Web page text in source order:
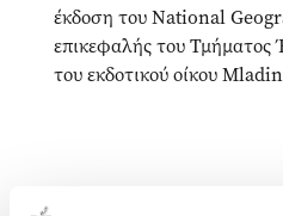
έκδοση του National
επικεφαλής του Τμήματος
του εκδοτικού οίκου